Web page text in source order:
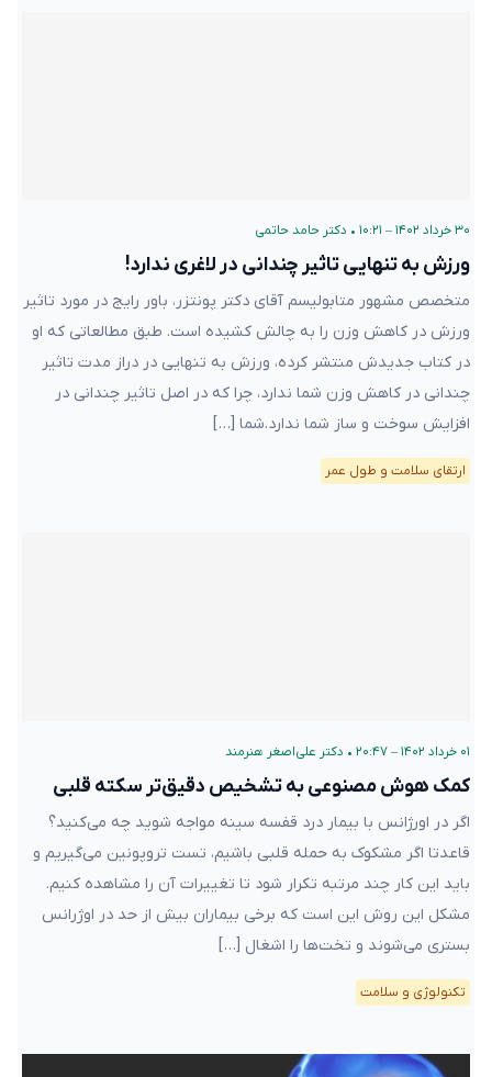
۳۰ خرداد ۱۴۰۲ – ۱۰:۲۱ • دکتر حامد حاتمی
ورزش به تنهایی تاثیر چندانی در لاغری ندارد!
متخصص مشهور متابولیسم آقای دکتر پونتزر، باور رایج در مورد تاثیر
ورزش در کاهش وزن را به چالش کشیده است. طبق مطالعاتی که او
در کتاب جدیدش منتشر کرده، ورزش به تنهایی در دراز مدت تاثیر
چندانی در کاهش وزن شما ندارد، چرا که در اصل تاثیر چندانی در
افزایش سوخت و ساز شما ندارد.شما […]
ارتقای سلامت و طول عمر
۰۱ خرداد ۱۴۰۲ – ۲۰:۴۷ • دکتر علی‌اصغر هنرمند
کمک هوش مصنوعی به تشخیص دقیق‌تر سکته قلبی
اگر در اورژانس با بیمار درد قفسه سینه مواجه شوید چه می‌کنید؟
قاعدتا اگر مشکوک به حمله قلبی باشیم، تست تروپونین می‌گیریم و
باید این کار چند مرتبه تکرار شود تا تغییرات آن را مشاهده کنیم.
مشکل این روش این است که برخی بیماران بیش از حد در اوژرانس
بستری می‌شوند و تخت‌ها را اشغال […]
تکنولوژی و سلامت